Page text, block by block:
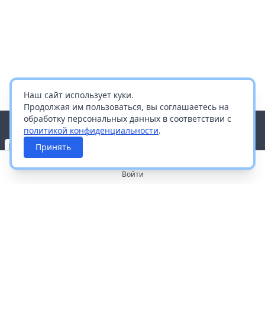
Наш сайт использует куки.
Продолжая им пользоваться, вы соглашаетесь на
обработку персональных данных в соответствии с
политикой конфиденциальности.
Принять
Войти